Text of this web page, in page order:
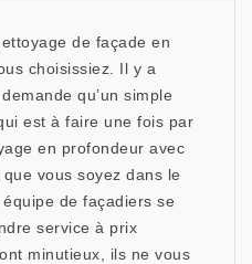
de façade en
choisissiez. Il y a
qu’un simple
est à faire une fois par
en profondeur avec
vous soyez dans le
de façadiers se
service à prix
minutieux, ils ne vous